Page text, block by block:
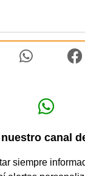
canal
siempre